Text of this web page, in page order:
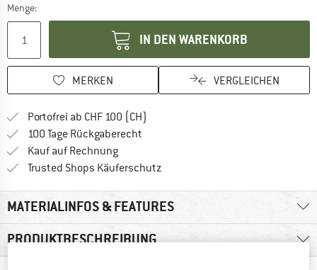
Menge:
IN DEN WARENKORB
MERKEN VERGLEICHEN
Portofrei ab CHF 100 (CH)
100 Tage Rückgaberecht
Kauf auf RechnungFinde die Zahlungs-Infos hier! Öffnet
Trusted Shops Käuferschutz
MATERIALINFOS & FEATURES
PRODUKTBESCHREIBUNG